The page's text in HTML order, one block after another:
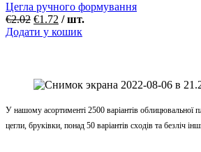
Цегла ручного формування
€2.02 €1.72 / шт.
Додати у кошик
У нашому асортименті 2500 варіантів облицювальної
цегли, бруківки, понад 50 варіантів сходів та безліч